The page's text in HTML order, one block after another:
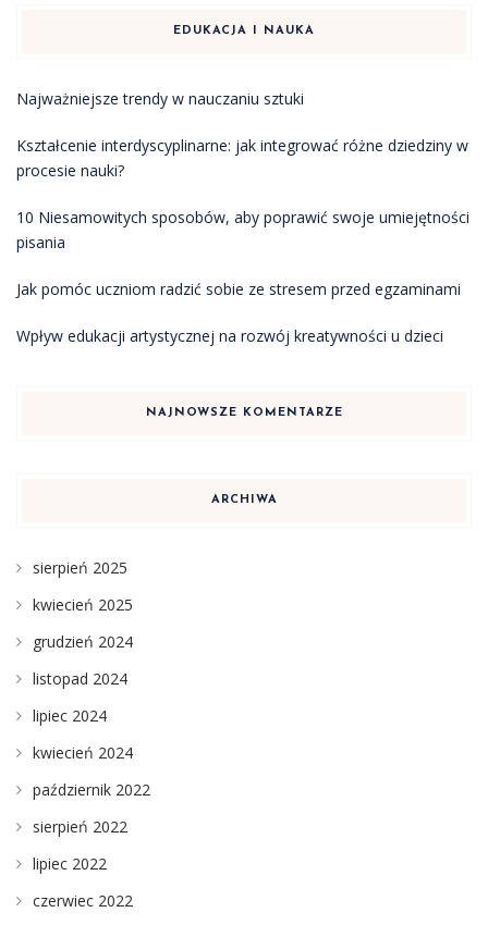
EDUKACJA I NAUKA
Najważniejsze trendy w nauczaniu sztuki
Kształcenie interdyscyplinarne: jak integrować różne dziedziny w
procesie nauki?
10 Niesamowitych sposobów, aby poprawić swoje umiejętności
pisania
Jak pomóc uczniom radzić sobie ze stresem przed egzaminami
Wpływ edukacji artystycznej na rozwój kreatywności u dzieci
NAJNOWSZE KOMENTARZE
ARCHIWA
sierpień 2025
kwiecień 2025
grudzień 2024
listopad 2024
lipiec 2024
kwiecień 2024
październik 2022
sierpień 2022
lipiec 2022
czerwiec 2022